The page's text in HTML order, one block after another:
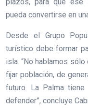
pueda convertirse en
Desde el Grupo
turístico debe formar
isla. “No hablamos
fijar población, de
futuro. La Palma
defender”, concluye